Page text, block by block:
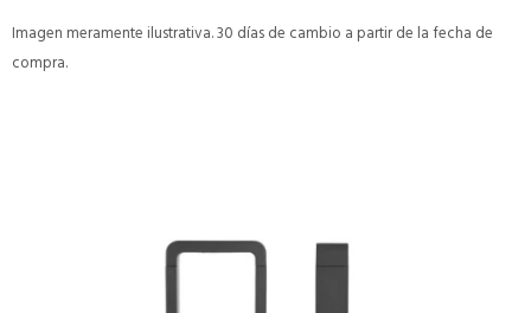
Imagen meramente ilustrativa. 30 días de cambio a partir de la fecha de
compra.